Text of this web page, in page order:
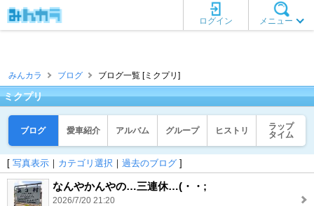
メニュー
ログイン
みんカラ ブログ ブログ一覧 [ミクプリ]
ミクプリ
ブログ 愛車紹介 アルバム グループ ヒストリ
ラップ
タイム
[ 写真表示 ｜ カテゴリ選択 ｜ 過去のブログ ]
なんやかんやの…三連休…(・・;
2026/7/20 21:20